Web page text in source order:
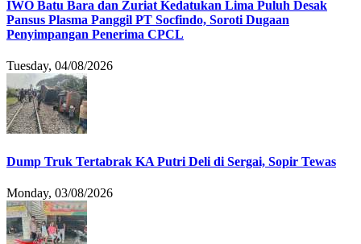
IWO Batu Bara dan Zuriat Kedatukan Lima Puluh Desak
Pansus Plasma Panggil PT Socfindo, Soroti Dugaan
Penyimpangan Penerima CPCL
Tuesday, 04/08/2026
Dump Truk Tertabrak KA Putri Deli di Sergai, Sopir Tewas
Monday, 03/08/2026